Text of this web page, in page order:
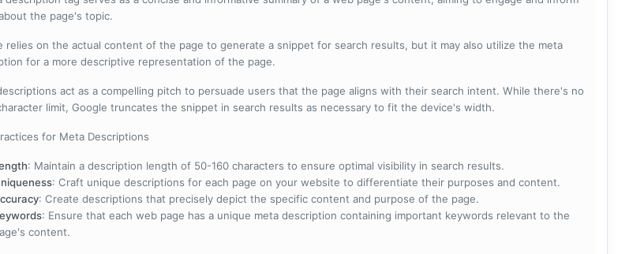
the page's topic.
relies on the actual content of the page to generate a snippet for search results, but it may also utilize the meta
for a more descriptive representation of the page.
act as a compelling pitch to persuade users that the page aligns with their search intent. While there's no
limit, Google truncates the snippet in search results as necessary to fit the device's width.
for Meta Descriptions
: Maintain a description length of 50-160 characters to ensure optimal visibility in search results.
: Craft unique descriptions for each page on your website to differentiate their purposes and content.
: Create descriptions that precisely depict the specific content and purpose of the page.
: Ensure that each web page has a unique meta description containing important keywords relevant to the
content.